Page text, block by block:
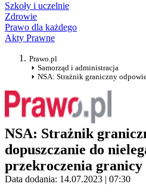
Szkoły i uczelnie
Zdrowie
Prawo dla każdego
Akty Prawne
Prawo.pl
Samorząd i administracja
NSA: Strażnik graniczny
NSA: Strażnik
dopuszczanie do
przekroczenia granicy
Data dodania: 14.07.2023 | 07:30